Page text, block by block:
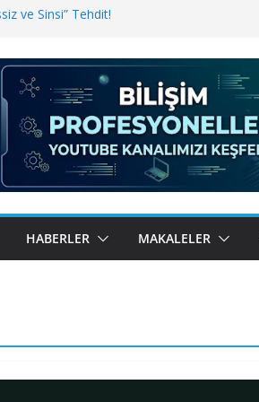
ve Sinsi” Tehdit!
Bugün BulutTahsilat’ta
Kemal Oral Tüm Sorularımızı
HABERLER MAKALELER